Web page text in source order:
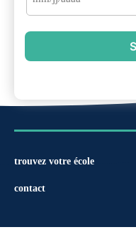
trouvez votre école
contact